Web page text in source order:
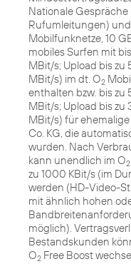
Nationale
Rufumleitungen)
Mobilfunknetze, 10
mobiles Surfen mit
MBit/s; Upload bis zu
MBit/s) im dt. O2
enthalten bzw. bis zu
MBit/s; Upload bis zu
MBit/s) für
Co. KG, die
wurden. Nach
kann unendlich im O2
zu 1000 KBit/s (im
werden (HD-Video-
mit ähnlich hohen
möglich).
Bestandskunden
O2 Free Boost